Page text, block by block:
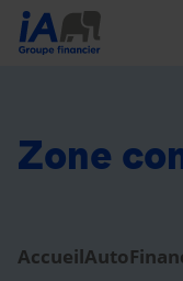
Zone
AccueilAuto